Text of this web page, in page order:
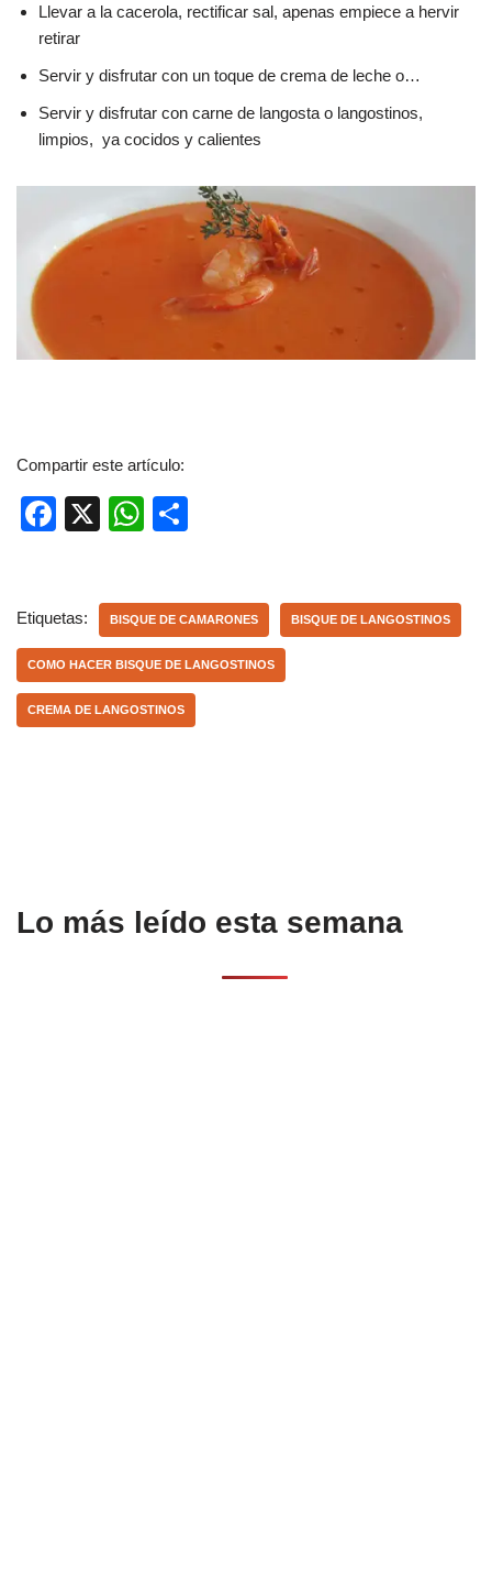
Llevar a la cacerola, rectificar sal, apenas empiece a hervir
retirar
Servir y disfrutar con un toque de crema de leche o…
Servir y disfrutar con carne de langosta o langostinos,
limpios, ya cocidos y calientes
Compartir este artículo:
F
e
b
o
o
X
W
s
A
p
p
p
ar
tir
Etiquetas: BISQUE DE CAMARONES BISQUE DE LANGOSTINOS
COMO HACER BISQUE DE LANGOSTINOS
CREMA DE LANGOSTINOS
Lo más leído esta semana